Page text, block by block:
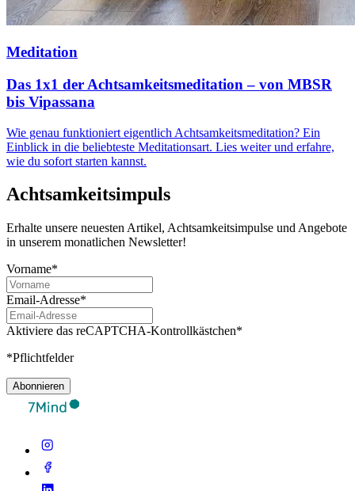
Meditation
Das 1x1 der Achtsamkeitsmeditation – von MBSR
bis Vipassana
Wie genau funktioniert eigentlich Achtsamkeitsmeditation? Ein
Einblick in die beliebteste Meditationsart. Lies weiter und erfahre,
wie du sofort starten kannst.
Achtsamkeitsimpuls
Erhalte unsere neuesten Artikel, Achtsamkeitsimpulse und Angebote
in unserem monatlichen Newsletter!
Vorname*
Email-Adresse*
Aktiviere das reCAPTCHA-Kontrollkästchen*
*Pflichtfelder
Abonnieren